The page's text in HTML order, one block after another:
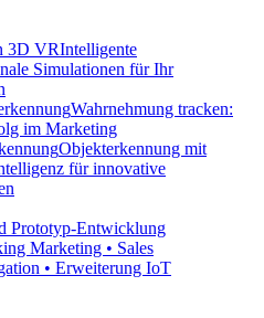
3D VRIntelligente
Simulationen für Ihr
Wahrnehmung tracken:
im Marketing
Objekterkennung mit
für innovative
Prototyp-Entwicklung
Marketing • Sales
• Erweiterung IoT